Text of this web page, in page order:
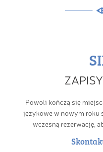
Powoli kończą się
językowe w nowym
wczesną rezerwację,